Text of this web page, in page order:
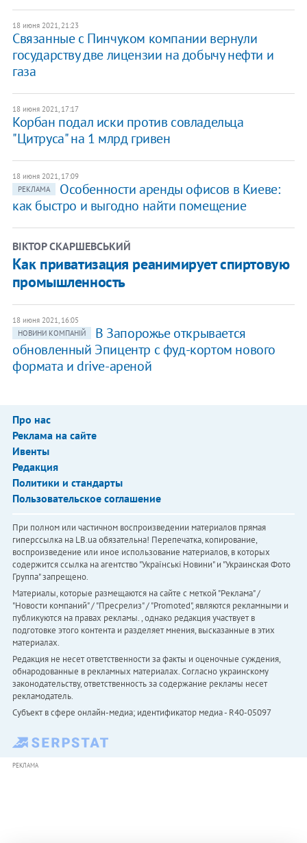
18 июня 2021, 21:23
Связанные с Пинчуком компании вернули
государству две лицензии на добычу нефти и
газа
18 июня 2021, 17:17
Корбан подал иски против совладельца
"Цитруса" на 1 млрд гривен
18 июня 2021, 17:09
РЕКЛАМА
Особенности аренды офисов в Киеве:
как быстро и выгодно найти помещение
ВІКТОР СКАРШЕВСЬКИЙ
Как приватизация реанимирует спиртовую
промышленность
18 июня 2021, 16:05
НОВИНИ КОМПАНІЙ
В Запорожье открывается
обновленный Эпицентр с фуд-кортом нового
формата и drive-ареной
Про нас
Реклама на сайте
Ивенты
Редакция
Политики и стандарты
Пользовательское соглашение
При полном или частичном воспроизведении материалов прямая
гиперссылка на LB.ua обязательна! Перепечатка, копирование,
воспроизведение или иное использование материалов, в которых
содержится ссылка на агентство "Українськi Новини" и "Украинская Фото
Группа" запрещено.
Материалы, которые размещаются на сайте с меткой "Реклама" /
"Новости компаний" / "Пресрелиз" / "Promoted", являются рекламными и
публикуются на правах рекламы. , однако редакция участвует в
подготовке этого контента и разделяет мнения, высказанные в этих
материалах.
Редакция не несет ответственности за факты и оценочные суждения,
обнародованные в рекламных материалах. Согласно украинскому
законодательству, ответственность за содержание рекламы несет
рекламодатель.
Субъект в сфере онлайн-медиа; идентификатор медиа - R40-05097
РЕКЛАМА